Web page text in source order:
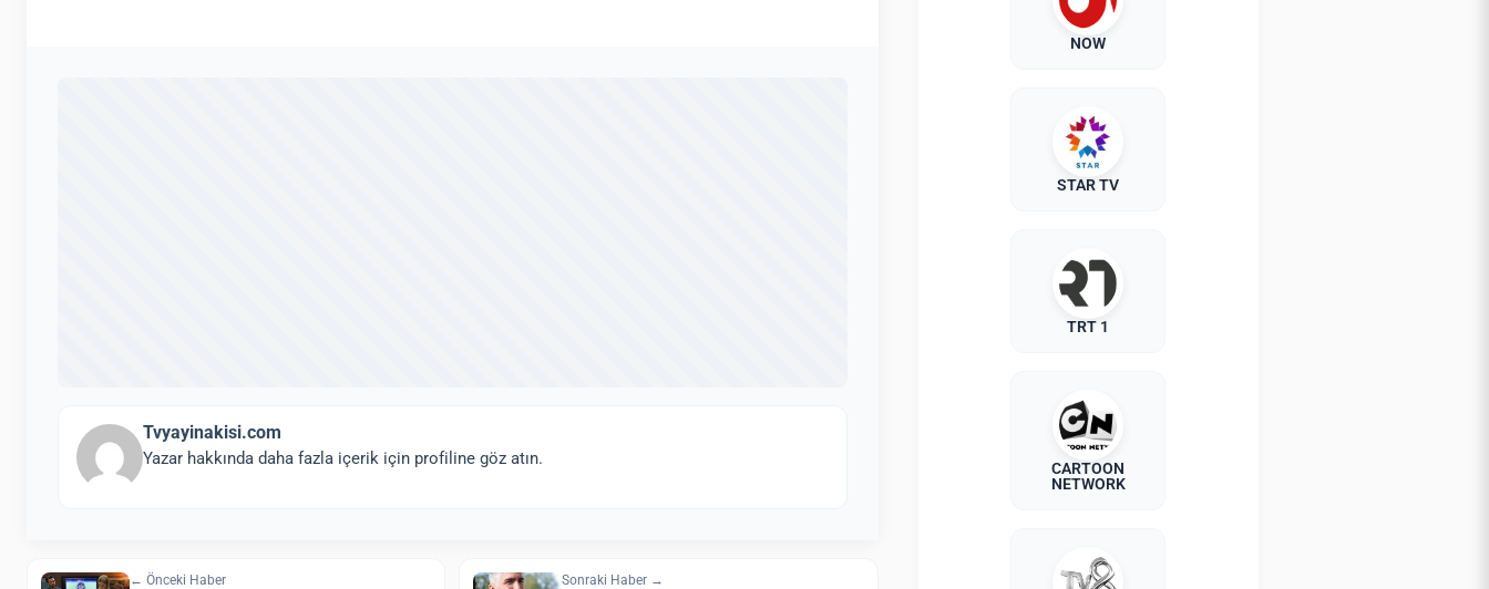
Tvyayinakisi.com
Yazar hakkında daha fazla içerik için profiline göz atın.
← Önceki Haber Sonraki Haber →
NOW
STAR TV
TRT 1
CARTOON
NETWORK